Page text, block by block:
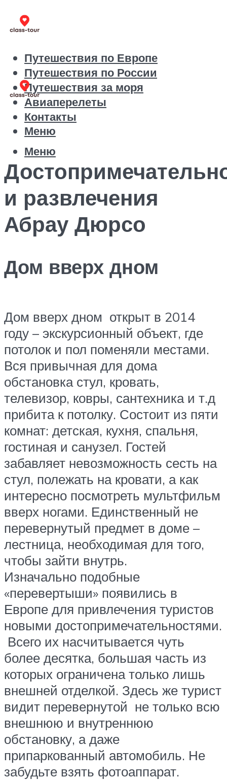
Путешествия по Европе
Путешествия по России
Путешествия за моря
Авиаперелеты
Контакты
Меню
Меню
и развлечения
Абрау Дюрсо
Дом вверх дном
Дом вверх дном открыт в 2014
году – экскурсионный объект, где
потолок и пол поменяли местами.
Вся привычная для дома
обстановка стул, кровать,
телевизор, ковры, сантехника и т.д
прибита к потолку. Состоит из пяти
комнат: детская, кухня, спальня,
гостиная и санузел. Гостей
забавляет невозможность сесть на
стул, полежать на кровати, а как
интересно посмотреть мультфильм
вверх ногами. Единственный не
перевернутый предмет в доме –
лестница, необходимая для того,
чтобы зайти внутрь.
Изначально подобные
«перевертыши» появились в
Европе для привлечения туристов
новыми достопримечательностями.
Всего их насчитывается чуть
более десятка, большая часть из
которых ограничена только лишь
внешней отделкой. Здесь же турист
видит перевернутой не только всю
внешнюю и внутреннюю
обстановку, а даже
припаркованный автомобиль. Не
забудьте взять фотоаппарат.